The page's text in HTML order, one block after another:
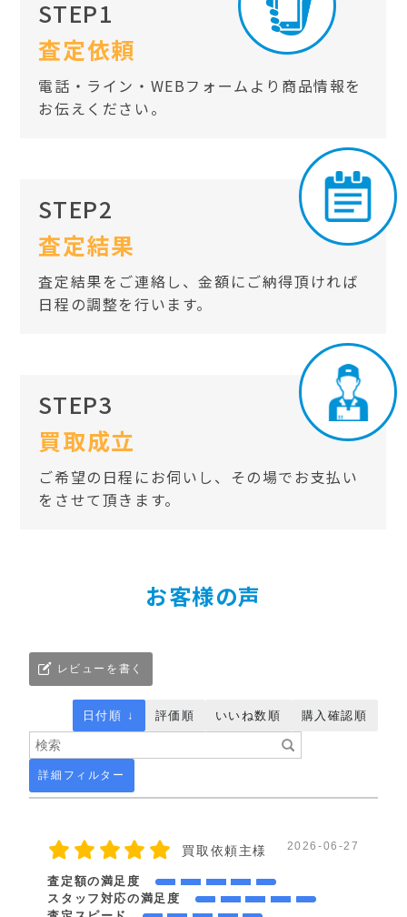
STEP1
査定依頼
電話・ライン・WEBフォームより商品情報を
お伝えください。
STEP2
査定結果
査定結果をご連絡し、金額にご納得頂ければ
日程の調整を行います。
STEP3
買取成立
ご希望の日程にお伺いし、その場でお支払い
をさせて頂きます。
お客様の声
レビューを書く
詳細フィルター
日付順 ↓ 評価順 いいね数順 購入確認順
買取依頼主様 2026-06-27
査定額の満足度
スタッフ対応の満足度